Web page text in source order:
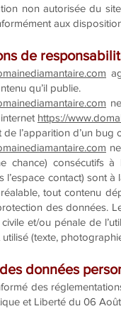
non autorisée du
aux
de
qu’il publie.
https://
l’apparition d’un bug
chance) consécutifs à
l’espace contact) sont à
tout contenu
des données.
et/ou pénale de
(texte,
données
des
et Liberté du 06